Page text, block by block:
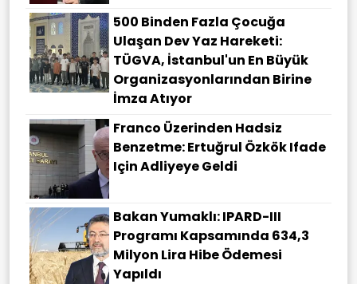
500 Binden Fazla Çocuğa
Ulaşan Dev Yaz Hareketi:
TÜGVA, İstanbul'un En Büyük
Organizasyonlarından Birine
İmza Atıyor
Franco Üzerinden Hadsiz
Benzetme: Ertuğrul Özkök Ifade
Için Adliyeye Geldi
Bakan Yumaklı: IPARD-III
Programı Kapsamında 634,3
Milyon Lira Hibe Ödemesi
Yapıldı